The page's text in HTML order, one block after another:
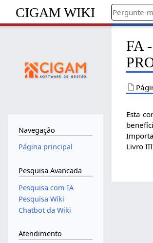
CIGAM WIKI
FA
Esta
Livro
Navegação
Página principal
Pesquisa Avancada
Pesquisa com IA
Pesquisa Wiki
Chatbot da Wiki
Atendimento